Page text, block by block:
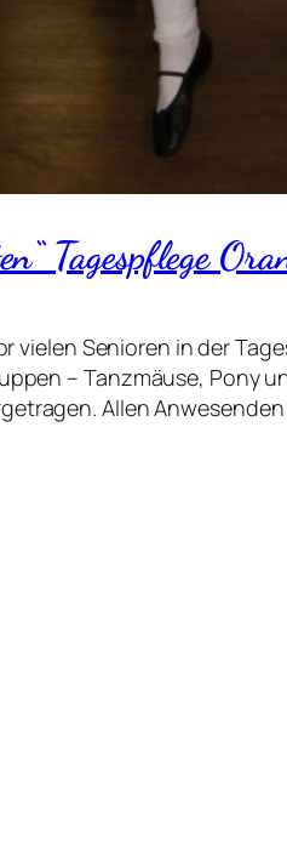
Tagespflege
vielen Senioren in der
– Tanzmäuse, Pony
Allen